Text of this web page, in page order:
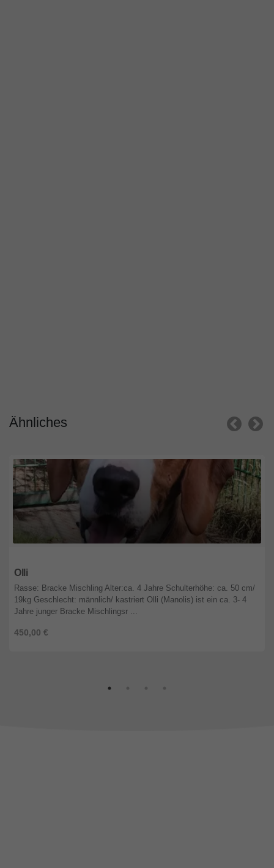
Ähnliches
Olli
450,00 €
Rasse: Bracke Mischling Alter:ca. 4 Jahre Schulterhöhe: ca. 50 cm/
19kg Geschlecht: männlich/ kastriert Olli (Manolis) ist ein ca. 3- 4
Jahre junger Bracke Mischlingsr ...